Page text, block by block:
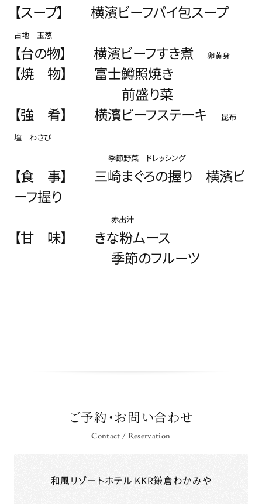
【スープ】 横濱ビーフパイ包スープ
占地 玉葱
【台の物】 横濱ビーフすき煮 卵黄身
【焼 物】 富士鱒照焼き
前盛り菜
【強 肴】 横濱ビーフステーキ
昆布
塩 わさび
季節野菜 ドレッシング
【食 事】 三崎まぐろの握り 横濱ビ
ーフ握り
赤出汁
【甘 味】 きな粉ムース
季節のフルーツ
ご予約・お問い合わせ
Contact / Reservation
和風リゾートホテル KKR鎌倉わかみや